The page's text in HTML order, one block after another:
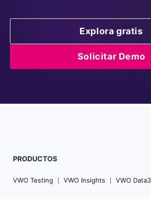
Explora gratis
Solicitar Demo
PRODUCTOS
VWO Testing VWO Insights VWO